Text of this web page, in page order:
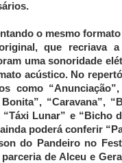
o mesmo
que recriava
uma sonoridade
acústico. No
como
Bonita”, “Caravana”,
“Táxi Lunar” e “Bicho
poderá conferir
do Pandeiro no
parceria de Alceu e